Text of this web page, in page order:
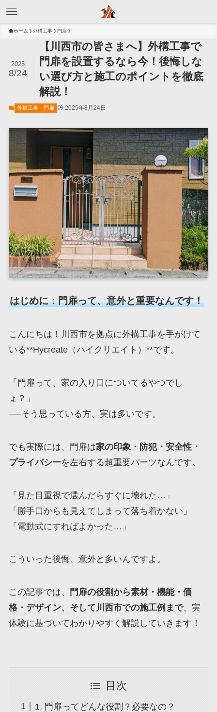
ホーム 外構工事 門扉
【川西市の皆さまへ】外構工事で
門扉を設置するなら今！後悔しな
い選び方と施工のポイントを徹底
解説！
2025
8/24
外構工事 門扉 2025年8月24日
はじめに：門扉って、意外と重要なんです！
こんにちは！川西市を拠点に外構工事を手がけて
いる**Hycreate（ハイクリエイト）**です。
「門扉って、家の入り口についてるやつでし
ょ？」
──そう思っている方、実は多いです。
でも実際には、門扉は家の印象・防犯・安全性・
プライバシーを左右する超重要パーツなんです。
「見た目重視で選んだらすぐに壊れた…」
「勝手口からも見えてしまって落ち着かない」
「電動式にすればよかった…」
こういった後悔、意外と多いんですよ。
この記事では、
門扉の役割から素材・機能・価
格・デザイン、そして川西市での施工例まで、実
体験に基づいてわかりやすく解説していきます！
目次
1. 門扉ってどんな役割？必要なの？